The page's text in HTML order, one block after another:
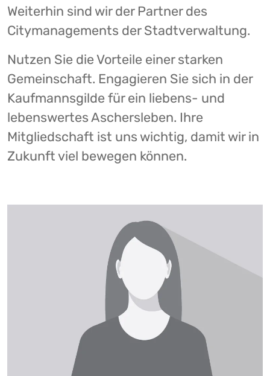
Weiterhin sind wir der Partner des
Citymanagements der Stadtverwaltung.
Nutzen Sie die Vorteile einer starken
Gemeinschaft. Engagieren Sie sich in der
Kaufmannsgilde für ein liebens- und
lebenswertes Aschersleben. Ihre
Mitgliedschaft ist uns wichtig, damit wir in
Zukunft viel bewegen können.